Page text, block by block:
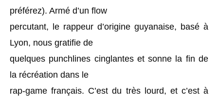
préférez). Armé d’un flow
percutant, le rappeur d’origine guyanaise, basé à
Lyon, nous gratifie de
quelques punchlines cinglantes et sonne la fin de
la récréation dans le
rap-game français. C’est du très lourd, et c’est à